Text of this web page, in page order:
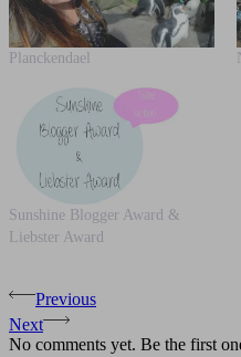
Planckendael
Sunshine Blogger Award &
Liebster Award
Previous
Next
No comments yet. Be the first